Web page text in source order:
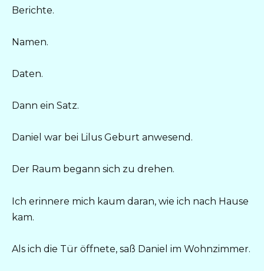
Berichte.
Namen.
Daten.
Dann ein Satz.
Daniel war bei Lilus Geburt anwesend.
Der Raum begann sich zu drehen.
Ich erinnere mich kaum daran, wie ich nach Hause
kam.
Als ich die Tür öffnete, saß Daniel im Wohnzimmer.